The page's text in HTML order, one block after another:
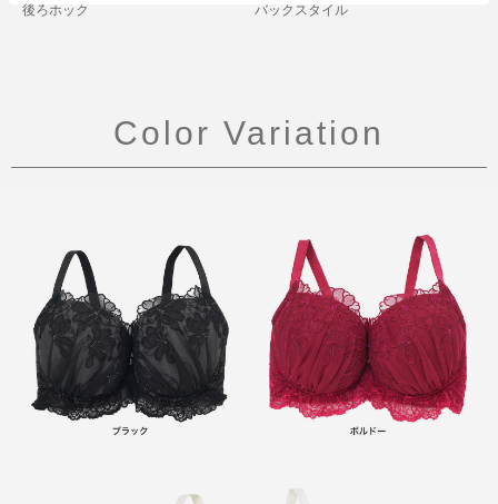
後ろホック バックスタイル
Color Variation